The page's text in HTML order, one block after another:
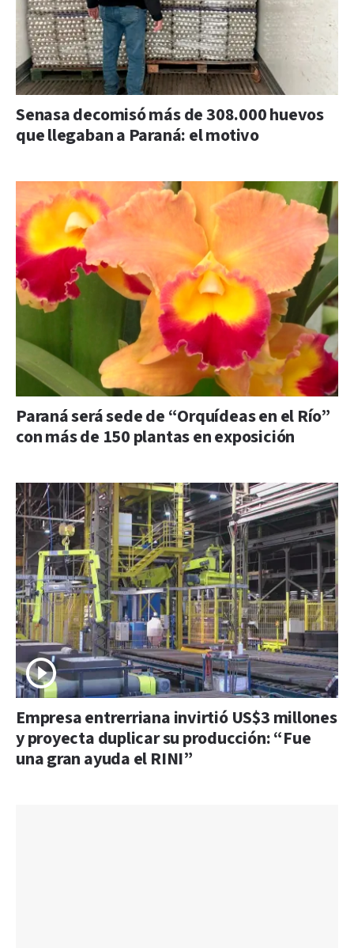
Senasa decomisó más de 308.000 huevos
que llegaban a Paraná: el motivo
Paraná será sede de “Orquídeas en el Río”
con más de 150 plantas en exposición
Empresa entrerriana invirtió US$3 millones
y proyecta duplicar su producción: “Fue
una gran ayuda el RINI”